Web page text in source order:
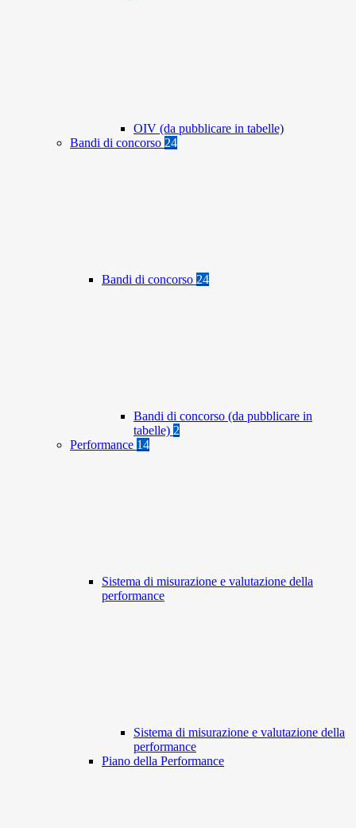
OIV (da pubblicare in tabelle)
Bandi di concorso 24
Bandi di concorso 24
Bandi di concorso (da pubblicare in
tabelle) 2
Performance 14
Sistema di misurazione e valutazione della
performance
Sistema di misurazione e valutazione della
performance
Piano della Performance